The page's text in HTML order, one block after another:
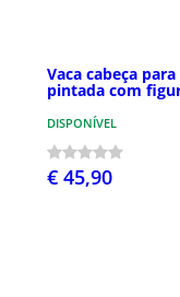
Vaca cabeça
pintada com
DISPONÍVEL
€ 45,90